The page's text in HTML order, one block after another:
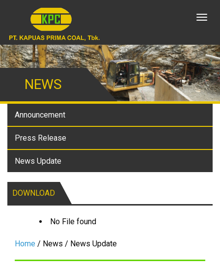
NEWS
Announcement
Press Release
News Update
DOWNLOAD
No File found
Home / News / News Update